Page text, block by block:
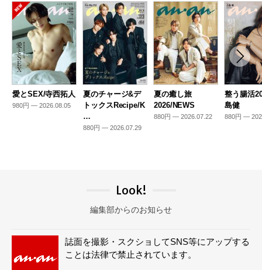
愛とSEX/寺西拓人
980円 — 2026.08.05
夏のチャージ&デ
トックスRecipe/K
…
880円 — 2026.07.29
夏の癒し旅
2026/NEWS
880円 — 2026.07.22
整う腸活
島健
880円 —
Look!
編集部からのお知らせ
誌面を撮影・スクショしてSNS等にアップする
ことは法律で禁止されています。